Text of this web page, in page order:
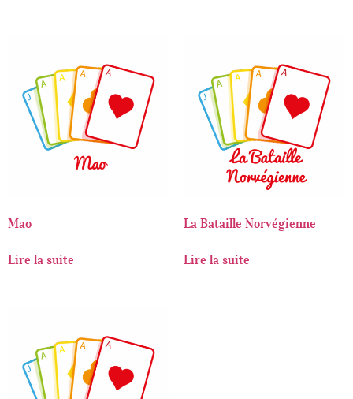
Mao
Lire la suite
La Bataille Norvégienne
Lire la suite